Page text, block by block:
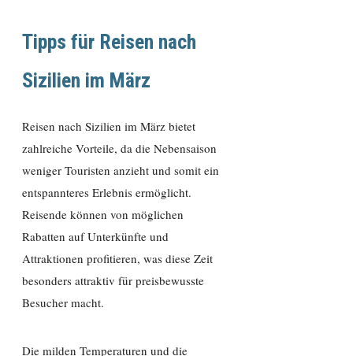
Tipps für Reisen nach
Sizilien im März
Reisen nach Sizilien im März bietet
zahlreiche Vorteile, da die Nebensaison
weniger Touristen anzieht und somit ein
entspannteres Erlebnis ermöglicht.
Reisende können von möglichen
Rabatten auf Unterkünfte und
Attraktionen profitieren, was diese Zeit
besonders attraktiv für preisbewusste
Besucher macht.
Die milden Temperaturen und die